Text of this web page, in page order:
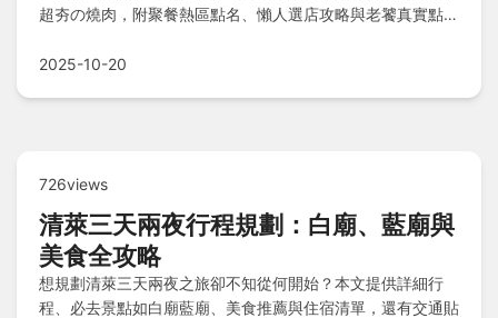
超夯の燒肉，附聚餐熱區點名、懶人選店攻略與老饕真實點
2025-10-20
726views
清萊三天兩夜行程規劃：白廟、藍廟與
美食全攻略
想規劃清萊三天兩夜之旅卻不知從何開始？本文提供詳細行
程、必去景點如白廟藍廟、美食推薦與住宿清單，還有交通貼